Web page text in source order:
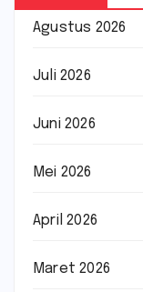
Agustus 2026
Juli 2026
Juni 2026
Mei 2026
April 2026
Maret 2026